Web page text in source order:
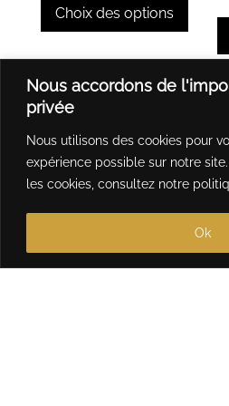
Nous accordons de
privée
Nous utilisons des cookies pour
expérience possible sur notre
les cookies, consultez notre
Ok
produit
du
464,00
Choix des options
Ce
produit
a
variations.
Les
options
peuvent
Ce
Les